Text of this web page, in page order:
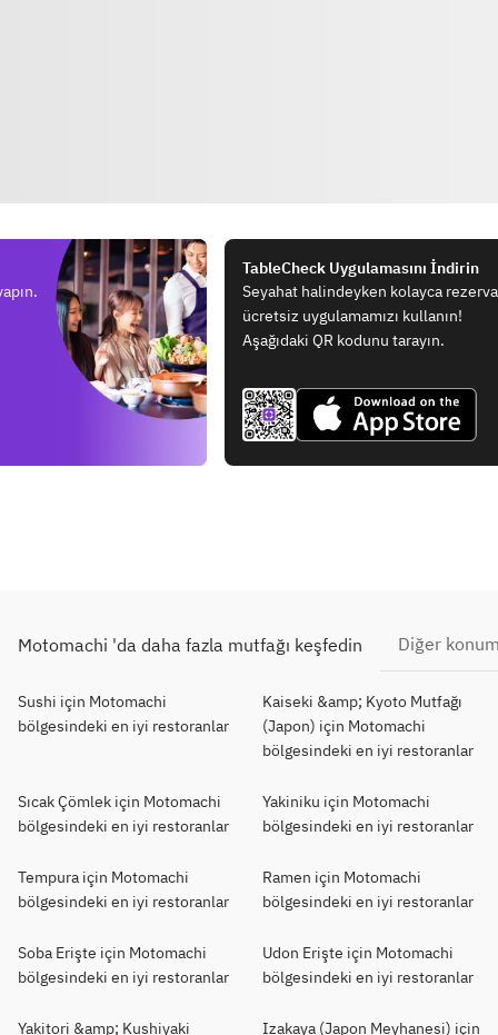
TableCheck Uygulamasını İndirin
Seyahat halindeyken kolayca
ücretsiz uygulamamızı kullanın!
Aşağıdaki QR kodunu tarayın.
Motomachi 'da daha fazla mutfağı keşfedin Diğer
Sushi için Motomachi
bölgesindeki en iyi restoranlar
Kaiseki &amp; Kyoto Mutfağı
(Japon) için Motomachi
bölgesindeki en iyi restoranlar
Sıcak Çömlek için Motomachi
bölgesindeki en iyi restoranlar
Yakiniku için Motomachi
bölgesindeki en iyi restoranlar
Tempura için Motomachi
bölgesindeki en iyi restoranlar
Ramen için Motomachi
bölgesindeki en iyi restoranlar
Soba Erişte için Motomachi
bölgesindeki en iyi restoranlar
Udon Erişte için Motomachi
bölgesindeki en iyi restoranlar
Yakitori &amp; Kushiyaki Izakaya (Japon Meyhanesi) için